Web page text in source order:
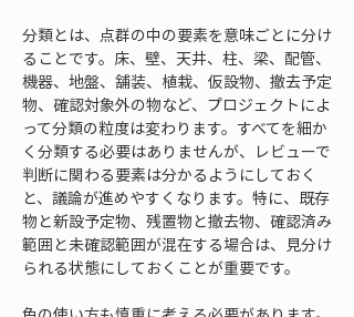
分類とは、点群の中の要素を意味ごとに分け
ることです。床、壁、天井、柱、梁、配管、
機器、地盤、舗装、植栽、仮設物、撤去予定
物、確認対象外の物など、プロジェクトによ
って分類の粒度は変わります。すべてを細か
く分類する必要はありませんが、レビューで
判断に関わる要素は分かるようにしておく
と、議論が進めやすくなります。特に、既存
物と新設予定物、残置物と撤去物、確認済み
範囲と未確認範囲が混在する場合は、見分け
られる状態にしておくことが重要です。